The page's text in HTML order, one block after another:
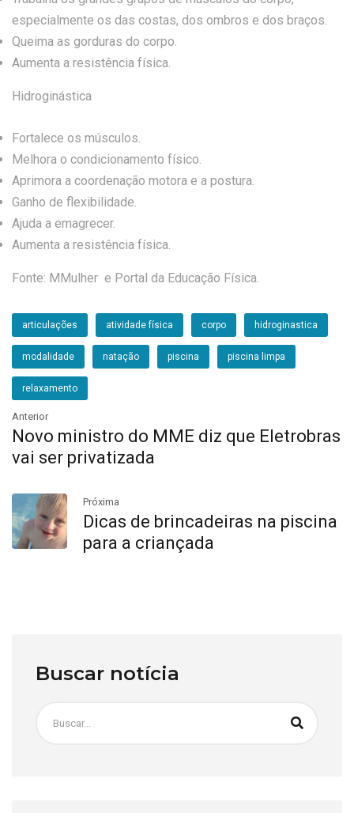
especialmente os das costas, dos ombros e dos braços.
Queima as gorduras do corpo.
Aumenta a resistência física.
Hidroginástica
Fortalece os músculos.
Melhora o condicionamento físico.
Aprimora a coordenação motora e a postura.
Ganho de flexibilidade.
Ajuda a emagrecer.
Aumenta a resistência física.
Fonte: MMulher e Portal da Educação Física.
articulações atividade física corpo hidroginastica
modalidade natação piscina piscina limpa
relaxamento
Anterior
Novo ministro do MME diz que Eletrobras
vai ser privatizada
Próxima
Dicas de brincadeiras na piscina
para a criançada
Buscar notícia